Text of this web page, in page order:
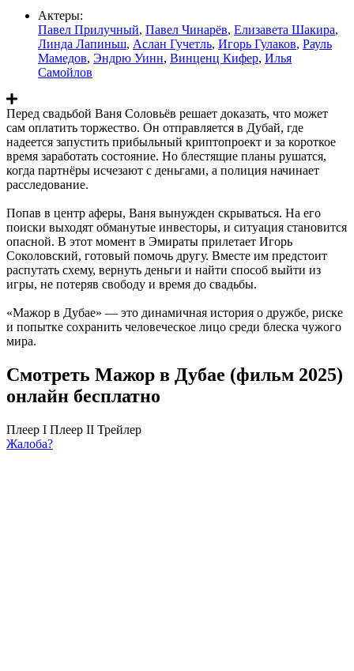
Актеры:
Павел Прилучный, Павел Чинарёв, Елизавета Шакира,
Линда Лапиньш, Аслан Гучетль, Игорь Гулаков, Рауль
Мамедов, Эндрю Уинн, Винценц Кифер, Илья
Самойлов
Перед свадьбой Ваня Соловьёв решает доказать, что может
сам оплатить торжество. Он отправляется в Дубай, где
надеется запустить прибыльный криптопроект и за короткое
время заработать состояние. Но блестящие планы рушатся,
когда партнёры исчезают с деньгами, а полиция начинает
расследование.
Попав в центр аферы, Ваня вынужден скрываться. На его
поиски выходят обманутые инвесторы, и ситуация становится
опасной. В этот момент в Эмираты прилетает Игорь
Соколовский, готовый помочь другу. Вместе им предстоит
распутать схему, вернуть деньги и найти способ выйти из
игры, не потеряв свободу и время до свадьбы.
«Мажор в Дубае» — это динамичная история о дружбе, риске
и попытке сохранить человеческое лицо среди блеска чужого
мира.
Смотреть Мажор в Дубае (фильм 2025)
онлайн бесплатно
Плеер I Плеер II Трейлер
Жалоба?